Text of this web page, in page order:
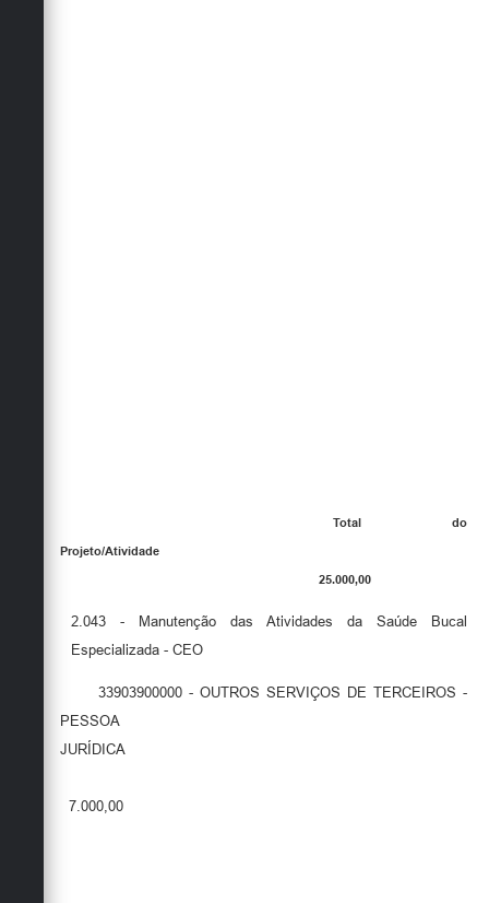
Total do
Projeto/Atividade
25.000,00
2.043 - Manutenção das Atividades da Saúde Bucal
Especializada - CEO
33903900000 - OUTROS SERVIÇOS DE TERCEIROS -
PESSOA
JURÍDICA
7.000,00